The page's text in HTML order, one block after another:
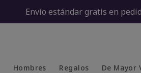
Envío estándar gratis en
Hombres Regalos De Mayor